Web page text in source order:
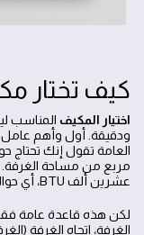
كيف تختار
اختيار المكيف المناسب
ودقيقة. أول وأهم عامل
مربع من مساحة الغرفة.
عشرين ألف BTU، أي حوالي طن وثلثي طن.
لكن هذه قاعدة عامة
الغرفة، اتجاه الغرفة